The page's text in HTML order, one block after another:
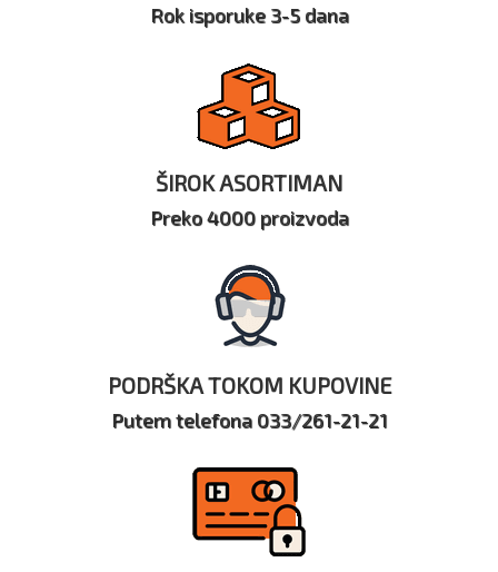
Rok isporuke 3-5 dana
ŠIROK ASORTIMAN
Preko 4000 proizvoda
PODRŠKA TOKOM KUPOVINE
Putem telefona 033/261-21-21